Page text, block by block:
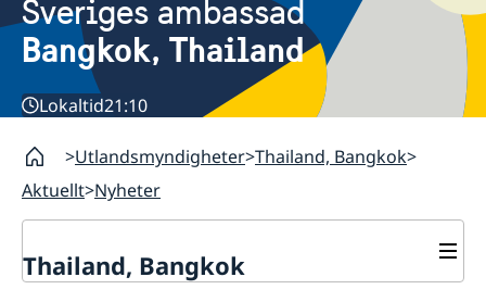
Sveriges ambassad
Bangkok, Thailand
Lokaltid21:10
Utlandsmyndigheter Thailand, Bangkok
Aktuellt Nyheter
Thailand, Bangkok